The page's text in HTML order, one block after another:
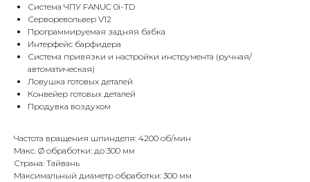
Система ЧПУ FANUC 0i-TD
Серворевольвер V12
Программируемая задняя бабка
Интерфейс барфидера
Система привязки и настройки инструмента (ручная/
автоматическая)
Ловушка готовых деталей
Конвейер готовых деталей
Продувка воздухом
Частота вращения шпинделя: 4200 об/мин
Макс. Ø обработки: до 300 мм
Страна: Тайвань
Максимальный диаметр обработки: 300 мм